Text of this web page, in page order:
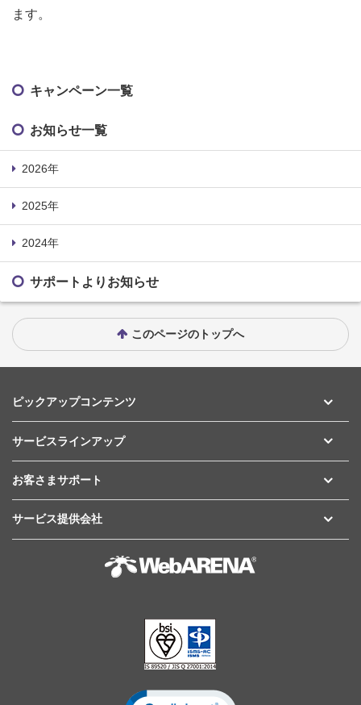
ます。
キャンペーン一覧
お知らせ一覧
2026年
2025年
2024年
サポートよりお知らせ
このページのトップへ
ピックアップコンテンツ
サービスラインアップ
お客さまサポート
サービス提供会社